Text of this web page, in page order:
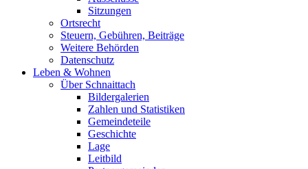
Sitzungen
Ortsrecht
Steuern, Gebühren, Beiträge
Weitere Behörden
Datenschutz
Leben & Wohnen
Über Schnaittach
Bildergalerien
Zahlen und Statistiken
Gemeindeteile
Geschichte
Lage
Leitbild